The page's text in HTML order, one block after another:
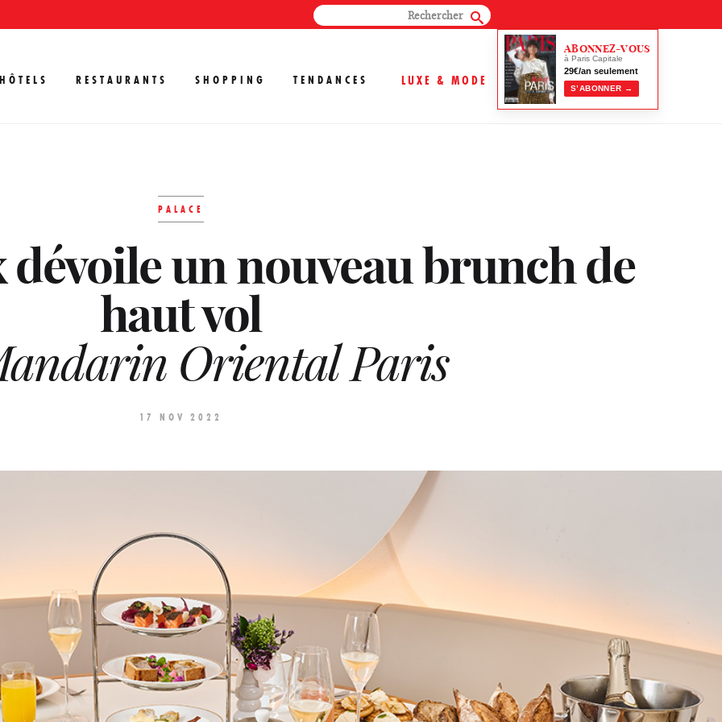
HÔTELS RESTAURANTS SHOPPING TENDANCES LUXE & MODE
ABONNEZ-VOUS
à Paris Capitale
29€/an seulement
S’ABONNER →
PALACE
un nouveau brunch de
haut vol
Oriental Paris
17 NOV 2022